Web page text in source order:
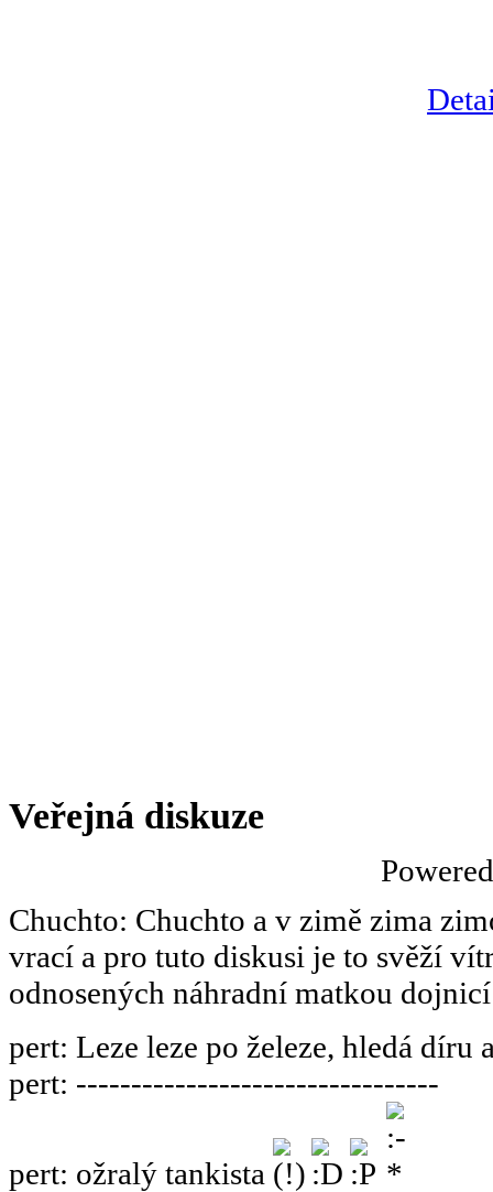
Veřejná diskuze
Chuchto: Chuchto a v zimě zima
vrací a pro tuto diskusi je to svěží
odnosených náhradní matkou
pert: Leze leze po železe, hledá díru
pert: ---------------------------------
pert: ožralý tankista